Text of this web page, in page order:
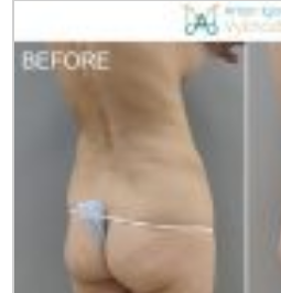
Пациентам
До/После
Акции
Цены